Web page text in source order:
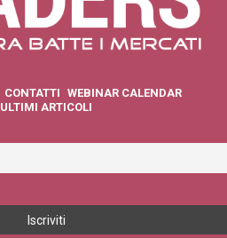
CONTATTI WEBINAR CALENDAR
ULTIMI ARTICOLI